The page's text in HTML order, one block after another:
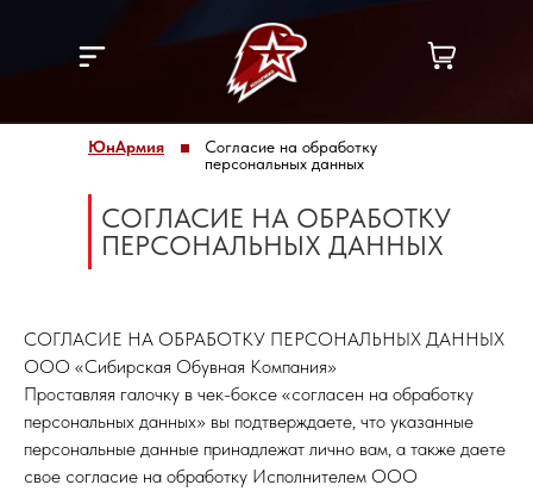
СОГЛАСИЕ НА ОБРАБОТКУ
ПЕРСОНАЛЬНЫХ ДАННЫХ
ЮнАрмия
Согласие на обработку
персональных данных
СОГЛАСИЕ НА ОБРАБОТКУ ПЕРСОНАЛЬНЫХ ДАННЫХ
ООО «Сибирская Обувная Компания»
Проставляя галочку в чек-боксе «согласен на обработку
персональных данных» вы подтверждаете, что указанные
персональные данные принадлежат лично вам, а также даете
свое согласие на обработку Исполнителем ООО